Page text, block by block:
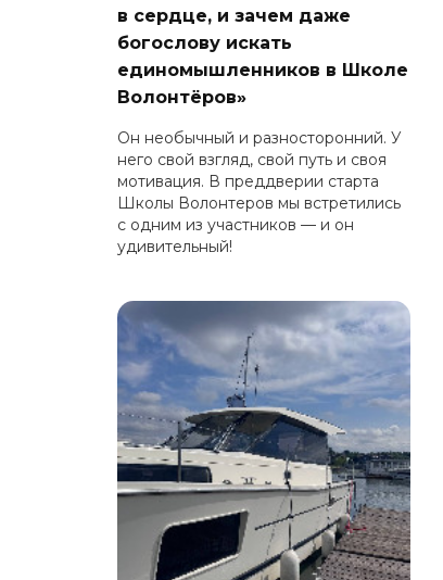
в сердце, и зачем даже
богослову искать
единомышленников в Школе
Волонтёров»
Он необычный и разносторонний. У
него свой взгляд, свой путь и своя
мотивация. В преддверии старта
Школы Волонтеров мы встретились
с одним из участников — и он
удивительный!